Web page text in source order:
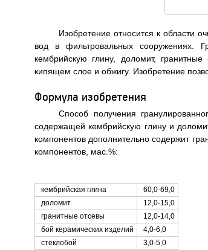
Изобретение относится к области
вод в фильтровальных сооружениях.
кембрийскую глину, доломит,
кипящем слое и обжигу. Изобретение
Формула изобретения
Способ получения
содержащей кембрийскую глину и
компонентов дополнительно содержит
компонентов, мас.%:
кембрийская глина
60,0-69,0
доломит
12,0-15,0
гранитные отсевы
12,0-14,0
бой керамических изделий
4,0-6,0
стеклобой
3,0-5,0